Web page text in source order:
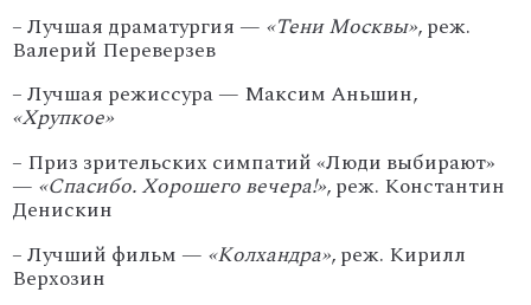
– Лучшая драматургия — «Тени Москвы», реж.
Валерий Переверзев
– Лучшая режиссура — Максим Аньшин,
«Хрупкое»
– Приз зрительских симпатий «Люди выбирают»
— «Спасибо. Хорошего вечера!», реж. Константин
Денискин
– Лучший фильм — «Колхандра», реж. Кирилл
Верхозин